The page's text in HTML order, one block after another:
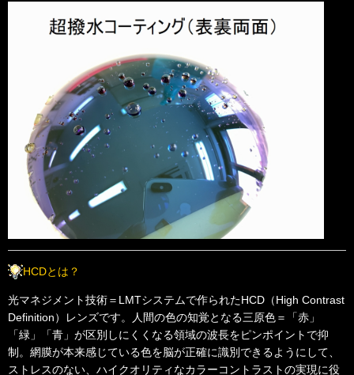
HCDとは？
光マネジメント技術＝LMTシステムで作られたHCD（High Contrast
Definition）レンズです。人間の色の知覚となる三原色＝「赤」
「緑」「青」が区別しにくくなる領域の波長をピンポイントで抑
制。網膜が本来感じている色を脳が正確に識別できるようにして、
ストレスのない、ハイクオリティなカラーコントラストの実現に役